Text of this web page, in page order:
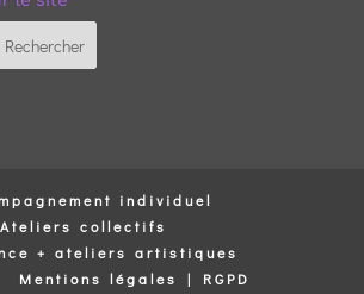
individuel
Ateliers collectifs
+ ateliers artistiques
Mentions légales | RGPD